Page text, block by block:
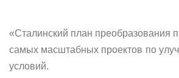
«Сталинский план преобразования
самых масштабных проектов по
условий.